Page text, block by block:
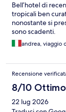
Bell’hotel di
tropicali ben
nonostante si
sono scadenti.
andrea, viaggio
Recensione
8/10 Ottimo
22 lug 2026